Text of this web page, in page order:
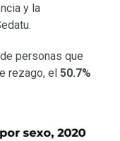
y la
personas que
rezago, el 50.7%